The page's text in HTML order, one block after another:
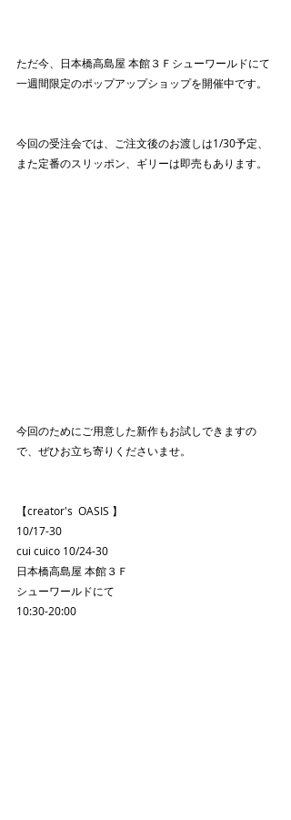
ただ今、日本橋高島屋 本館３Ｆシューワールドにて
一週間限定のポップアップショップを開催中です。
今回の受注会では、ご注文後のお渡しは1/30予定、
また定番のスリッポン、ギリーは即売もあります。
今回のためにご用意した新作もお試しできますの
で、ぜひお立ち寄りくださいませ。
【creator's  OASIS 】
10/17-30
cui cuico 10/24-30
日本橋高島屋 本館３Ｆ
シューワールドにて
10:30-20:00